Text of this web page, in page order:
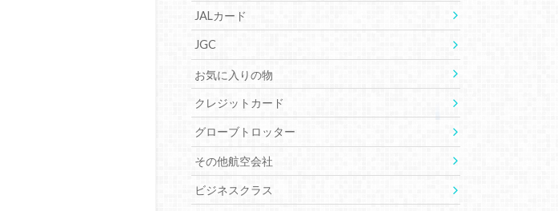
JALカード
JGC
お気に入りの物
クレジットカード
グローブトロッター
その他航空会社
ビジネスクラス